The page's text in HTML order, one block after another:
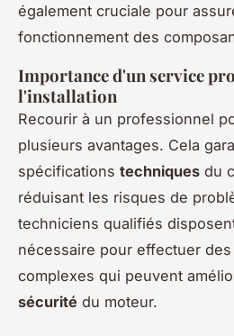
également cruciale pour
fonctionnement des
Importance d'un service
l'installation
Recourir à un professionnel
plusieurs avantages. Cela
spécifications techniques du
réduisant les risques de
techniciens qualifiés
nécessaire pour effectuer
complexes qui peuvent
sécurité du moteur.